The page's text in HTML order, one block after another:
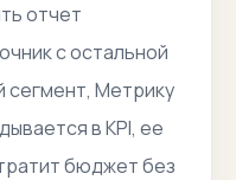
отчет
с остальной
Метрику
в KPI, ее
бюджет без